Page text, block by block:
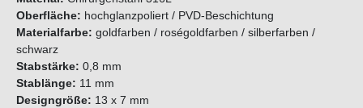
Oberfläche: hochglanzpoliert / PVD-Beschichtung
Materialfarbe: goldfarben / roségoldfarben / silberfarben /
schwarz
Stabstärke: 0,8 mm
Stablänge: 11 mm
Designgröße: 13 x 7 mm